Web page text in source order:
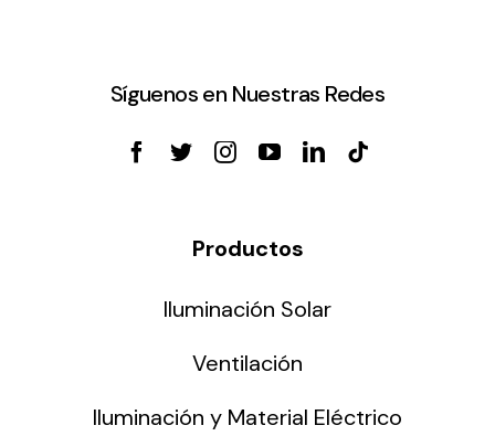
Síguenos en Nuestras Redes
Productos
Iluminación Solar
Ventilación
Iluminación y Material Eléctrico